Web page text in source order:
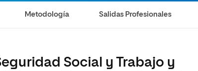
Universitario en Derecho de la
Metodología Salidas Profesionales
Social y Trabajo y